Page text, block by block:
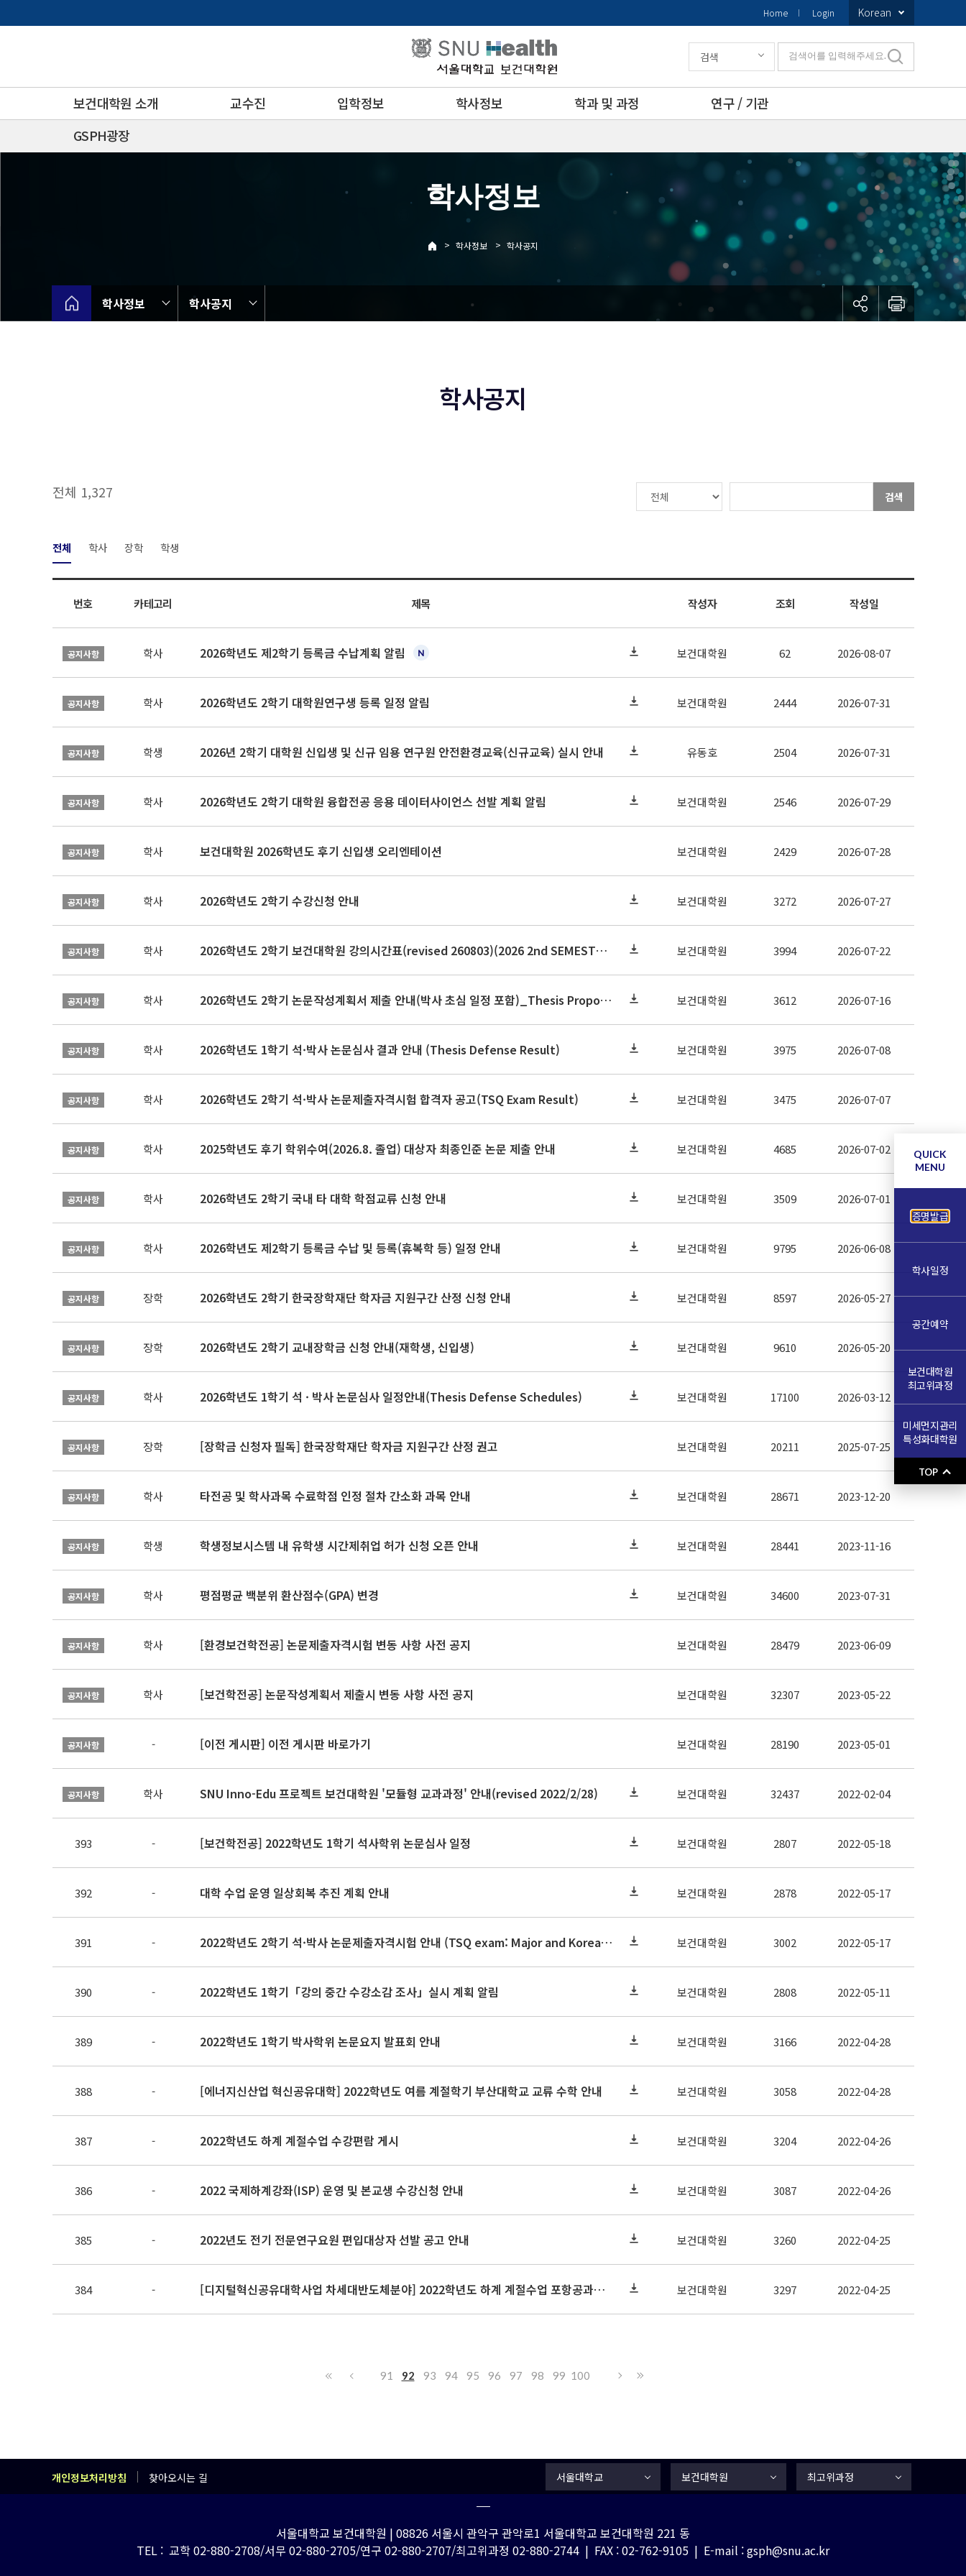
로
Home Login Korean
보건대학원 소개 교수진 입학정보 학사정보 학과 및 과정
연구 / 기관
GSPH광장
검색 검색어를 입력해주세요.
학사정보
> 학사정보 > 학사공지
학사정보 학사공지
학사공지
전체 1,327 검색
전체 학사 장학 학생
번호 카테고리 제목 작성자 조회 작성일
공지사항 학사 2026학년도 제2학기 등록금 수납계획 알림 보건대학원 62 2026-08-07
공지사항 학사 2026학년도 2학기 대학원연구생 등록 일정 알림 보건대학원 2444 2026-07-31
공지사항 학생 2026년 2학기 대학원 신입생 및 신규 임용 연구원 안전환경교육(신규교육) 실시 안내 유동호 2504 2026-07-31
공지사항 학사 2026학년도 2학기 대학원 융합전공 응용 데이터사이언스 선발 계획 알림 보건대학원 2546 2026-07-29
공지사항 학사 보건대학원 2026학년도 후기 신입생 오리엔테이션 보건대학원 2429 2026-07-28
공지사항 학사 2026학년도 2학기 수강신청 안내 보건대학원 3272 2026-07-27
공지사항 학사 2026학년도 2학기 보건대학원 강의시간표(revised 260803)(2026 2nd SEMESTER SNU GSPH TIMETABLE) 보건대학원 3994 2026-07-22
공지사항 학사 2026학년도 2학기 논문작성계획서 제출 안내(박사 초심 일정 포함)_Thesis Proposal 보건대학원 3612 2026-07-16
공지사항 학사 2026학년도 1학기 석·박사 논문심사 결과 안내 (Thesis Defense Result) 보건대학원 3975 2026-07-08
공지사항 학사 2026학년도 2학기 석·박사 논문제출자격시험 합격자 공고(TSQ Exam Result) 보건대학원 3475 2026-07-07
공지사항 학사 2025학년도 후기 학위수여(2026.8. 졸업) 대상자 최종인준 논문 제출 안내 보건대학원 4685 2026-07-02
공지사항 학사 2026학년도 2학기 국내 타 대학 학점교류 신청 안내 보건대학원 3509 2026-07-01
공지사항 학사 2026학년도 제2학기 등록금 수납 및 등록(휴복학 등) 일정 안내 보건대학원 9795 2026-06-08
공지사항 장학 2026학년도 2학기 한국장학재단 학자금 지원구간 산정 신청 안내 보건대학원 8597 2026-05-27
공지사항 장학 2026학년도 2학기 교내장학금 신청 안내(재학생, 신입생) 보건대학원 9610 2026-05-20
공지사항 학사 2026학년도 1학기 석 · 박사 논문심사 일정안내(Thesis Defense Schedules) 보건대학원 17100 2026-03-12
공지사항 장학 [장학금 신청자 필독] 한국장학재단 학자금 지원구간 산정 권고 보건대학원 20211 2025-07-25
공지사항 학사 타전공 및 학사과목 수료학점 인정 절차 간소화 과목 안내 보건대학원 28671 2023-12-20
공지사항 학생 학생정보시스템 내 유학생 시간제취업 허가 신청 오픈 안내 보건대학원 28441 2023-11-16
공지사항 학사 평점평균 백분위 환산점수(GPA) 변경 보건대학원 34600 2023-07-31
공지사항 학사 [환경보건학전공] 논문제출자격시험 변동 사항 사전 공지 보건대학원 28479 2023-06-09
공지사항 학사 [보건학전공] 논문작성계획서 제출시 변동 사항 사전 공지 보건대학원 32307 2023-05-22
공지사항 - [이전 게시판] 이전 게시판 바로가기 보건대학원 28190 2023-05-01
공지사항 학사 SNU Inno-Edu 프로젝트 보건대학원 '모듈형 교과과정' 안내(revised 2022/2/28) 보건대학원 32437 2022-02-04
393 - [보건학전공] 2022학년도 1학기 석사학위 논문심사 일정 보건대학원 2807 2022-05-18
392 - 대학 수업 운영 일상회복 추진 계획 안내 보건대학원 2878 2022-05-17
391 - 2022학년도 2학기 석·박사 논문제출자격시험 안내 (TSQ exam: Major and Korean for foreign students)_문진표 업로드 보건대학원 3002 2022-05-17
390 - 2022학년도 1학기「강의 중간 수강소감 조사」실시 계획 알림 보건대학원 2808 2022-05-11
389 - 2022학년도 1학기 박사학위 논문요지 발표회 안내 보건대학원 3166 2022-04-28
388 - [에너지신산업 혁신공유대학] 2022학년도 여름 계절학기 부산대학교 교류 수학 안내 보건대학원 3058 2022-04-28
387 - 2022학년도 하계 계절수업 수강편람 게시 보건대학원 3204 2022-04-26
386 - 2022 국제하계강좌(ISP) 운영 및 본교생 수강신청 안내 보건대학원 3087 2022-04-26
385 - 2022년도 전기 전문연구요원 편입대상자 선발 공고 안내 보건대학원 3260 2022-04-25
384 - [디지털혁신공유대학사업 차세대반도체분야] 2022학년도 하계 계절수업 포항공과대학교 교류 수학 안내 보건대학원 3297 2022-04-25
91 92 93 94 95 96 97 98 99 100
개인정보처리방침 찾아오시는 길 서울대학교 보건대학원 최고위과정
서울대학교 보건대학원 | 08826 서울시 관악구 관악로1 서울대학교 보건대학원 221 동
TEL : 교학 02-880-2708/서무 02-880-2705/연구 02-880-2707/최고위과정 02-880-2744 | FAX : 02-762-9105 | E-mail : gsph@snu.ac.kr
QUICK
MENU
증명발급
학사일정
공간예약
보건대학원
최고위과정
미세먼지관리
특성화대학원
TOP